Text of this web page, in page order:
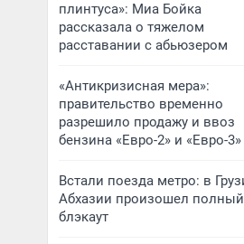
плинтуса»: Миа Бойка
рассказала о тяжелом
расставании с абьюзером
«Антикризисная мера»:
правительство временно
разрешило продажу и ввоз
бензина «Евро-2» и «Евро-3»
Встали поезда метро: в
Абхазии произошел полный
блэкаут